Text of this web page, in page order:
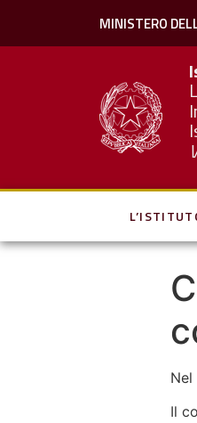
MINISTERO
Il